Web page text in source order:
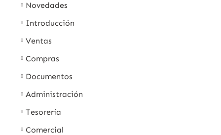
Novedades
Introducción
Ventas
Compras
Documentos
Administración
Tesorería
Comercial